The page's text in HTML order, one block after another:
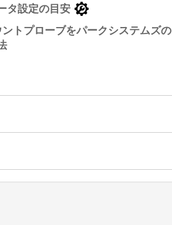
タ設定の目安
トプローブをパークシステムズの